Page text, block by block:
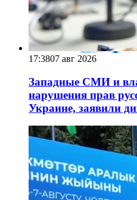
17:3807 авг 2026
Западные СМИ и
нарушения прав
Украине, заявили